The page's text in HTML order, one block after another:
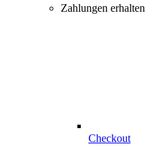
Zahlungen erhalten
Checkout